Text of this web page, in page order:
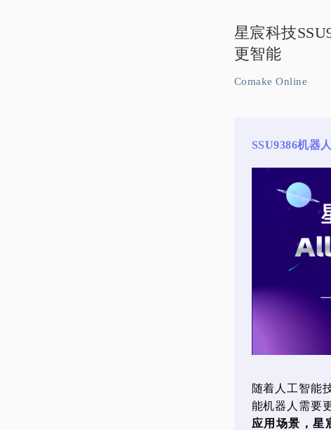
星宸科技
更智能
Comake Online
SSU9386机器
随着人工智能
能机器人需要
应用场景，星